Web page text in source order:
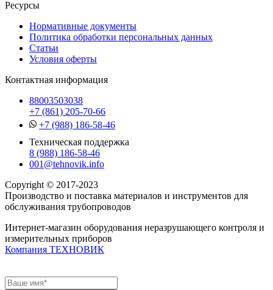
Ресурсы
Нормативные документы
Политика обработки персональных данных
Статьи
Условия оферты
Контактная информация
88003503038
+7 (861) 205-70-66
+7 (988) 186-58-46
Техническая поддержка
8 (988) 186-58-46
001@tehnovik.info
Copyright © 2017-2023
Производство и поставка материалов и инструментов для
обслуживания трубопроводов
Интернет-магазин оборудования неразрушающего контроля и
измерительных приборов
Компания ТЕХНОВИК